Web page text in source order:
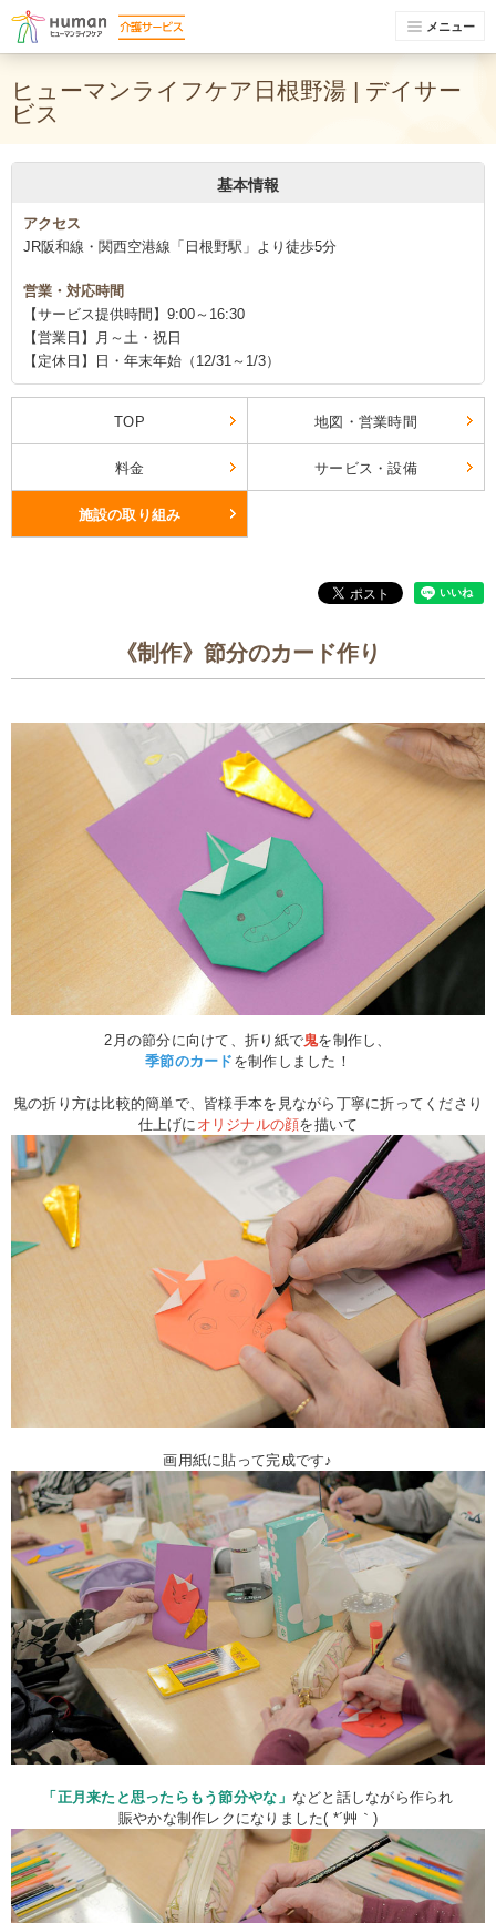
メニュー
ヒューマンライフケア日根野湯 | デイサー
ビス
基本情報
アクセス
JR阪和線・関西空港線「日根野駅」より徒歩5分
営業・対応時間
【サービス提供時間】9:00～16:30
【営業日】月～土・祝日
【定休日】日・年末年始（12/31～1/3）
TOP 地図・営業時間
料金 サービス・設備
施設の取り組み
《制作》節分のカード作り
2月の節分に向けて、折り紙で鬼を制作し、
季節のカード を制作しました！
鬼の折り方は比較的簡単で、皆様手本を見ながら丁寧に折ってくださり
仕上げに オリジナルの顔を描いて
画用紙に貼って完成です♪
「正月来たと思ったらもう節分やな」 などと話しながら作られ
賑やかな制作レクになりました( *´艸｀)